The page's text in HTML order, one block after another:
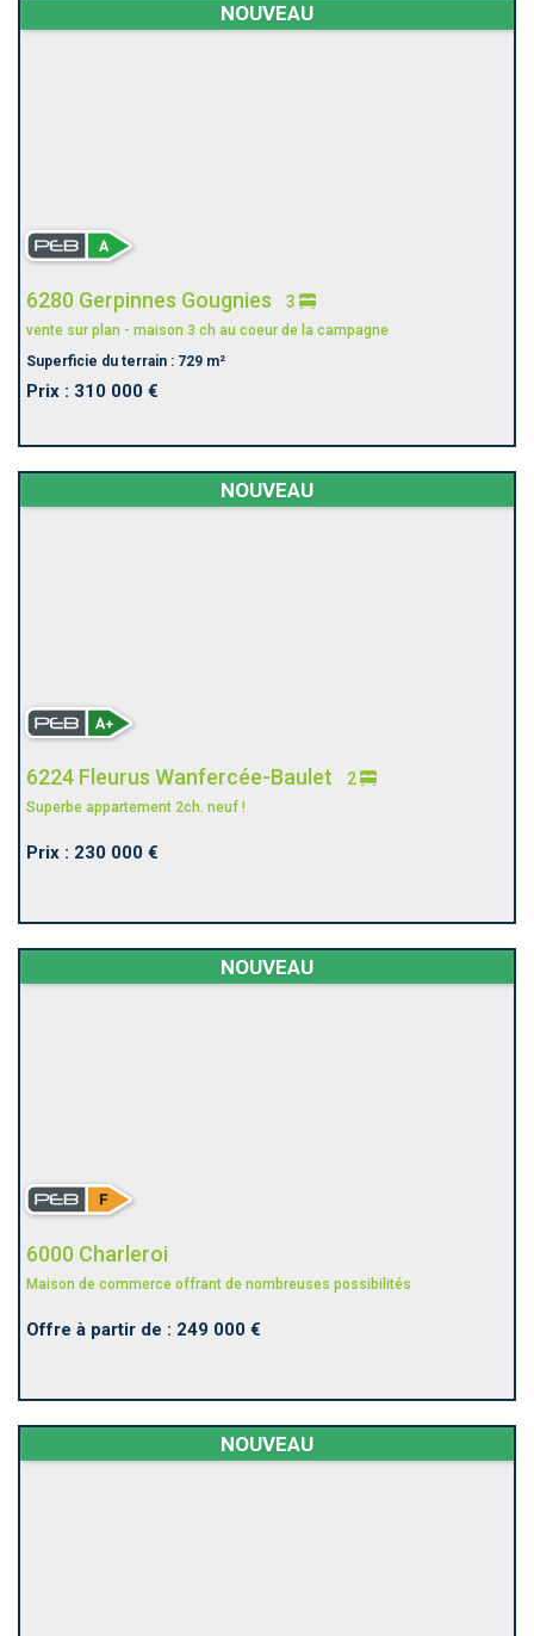
NOUVEAU
6280 Gerpinnes Gougnies 3
vente sur plan - maison 3 ch au coeur de la campagne
Superficie du terrain : 729 m²
Prix : 310 000 €
NOUVEAU
6224 Fleurus Wanfercée-Baulet 2
Superbe appartement 2ch. neuf !
Prix : 230 000 €
NOUVEAU
6000 Charleroi
Maison de commerce offrant de nombreuses possibilités
Offre à partir de : 249 000 €
NOUVEAU